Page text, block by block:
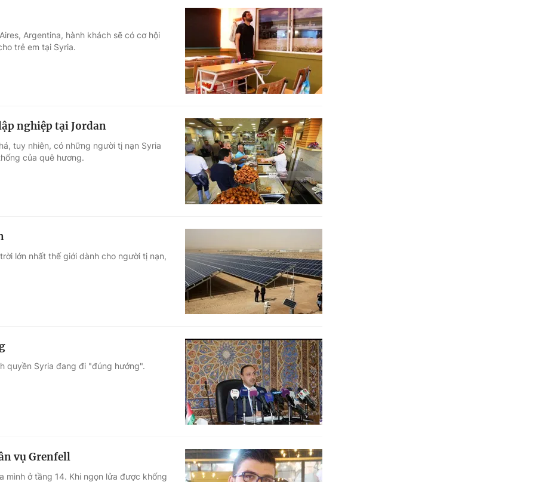
Argentina, hành khách sẽ có cơ hội
trẻ em tại Syria.
nghiệp tại Jordan
tuy nhiên, có những người tị nạn Syria
của quê hương.
lớn nhất thế giới dành cho người tị nạn,
quyền Syria đang đi "đúng hướng".
vụ Grenfell
mình ở tầng 14. Khi ngọn lửa được khống